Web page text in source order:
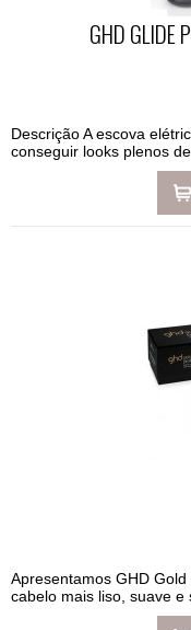
GHD GLIDE
Descrição A escova
conseguir looks plenos de
Apresentamos GHD
cabelo mais liso, suave e